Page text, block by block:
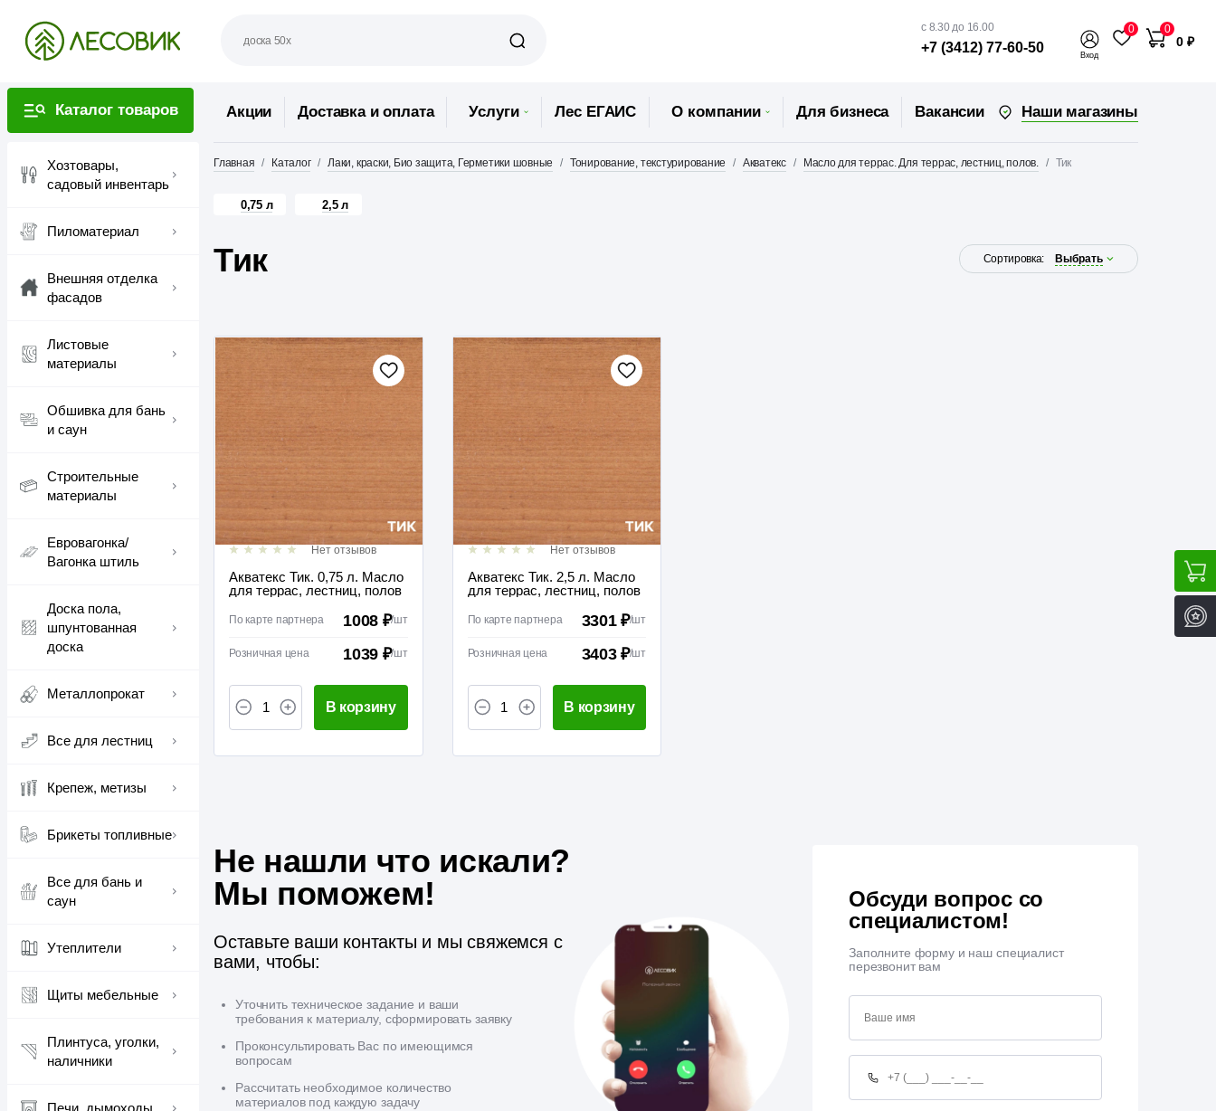
с 8.30 до 16.00
+7 (3412) 77-60-50 Вход
0 0
0 ₽
Каталог товаров
Хозтовары,
садовый инвентарь
Пиломатериал
Внешняя отделка
фасадов
Листовые
материалы
Обшивка для бань
и саун
Строительные
материалы
Евровагонка/
Вагонка штиль
Доска пола,
шпунтованная
доска
Металлопрокат
Все для лестниц
Крепеж, метизы
Брикеты топливные
Все для бань и
саун
Утеплители
Щиты мебельные
Плинтуса, уголки,
наличники
Печи, дымоходы
Акции Доставка и оплата Услуги Лес ЕГАИС О компании Для бизнеса Вакансии Наши магазины
Главная Каталог Лаки, краски, Био защита, Герметики шовные Тонирование, текстурирование Акватекс Масло для террас. Для террас, лестниц, полов. Тик
0,75 л 2,5 л
Тик Сортировка: Выбрать
Нет отзывов
Акватекс Тик. 0,75 л. Масло
для террас, лестниц, полов
По карте партнера 1008 ₽/шт
Розничная цена 1039 ₽/шт
В корзину
Нет отзывов
Акватекс Тик. 2,5 л. Масло
для террас, лестниц, полов
По карте партнера 3301 ₽/шт
Розничная цена 3403 ₽/шт
В корзину
Не нашли что искали?
Мы поможем!
Оставьте ваши контакты и мы свяжемся с
вами, чтобы:
Уточнить техническое задание и ваши
требования к материалу, сформировать заявку
Проконсультировать Вас по имеющимся
вопросам
Рассчитать необходимое количество
материалов под каждую задачу
Обсуди вопрос со
специалистом!
Заполните форму и наш специалист
перезвонит вам